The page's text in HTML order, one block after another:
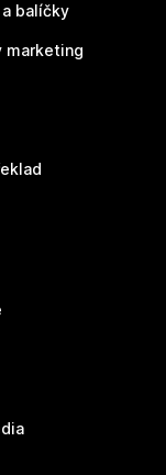
balíčky
marketing